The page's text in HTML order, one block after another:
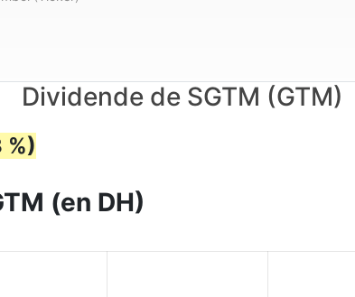
Dividende de SGTM (GTM)
%)
(en DH)